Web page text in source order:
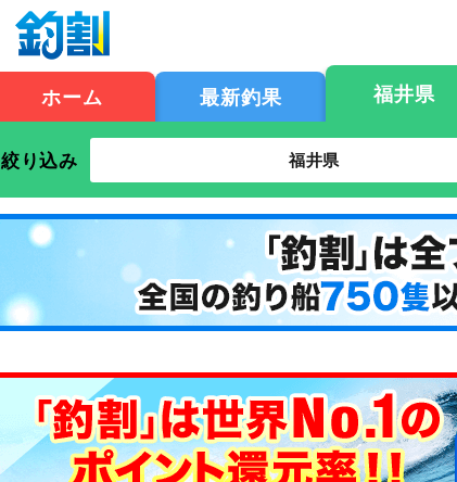
ホーム 最新釣果 福井県
絞り込み 福井県